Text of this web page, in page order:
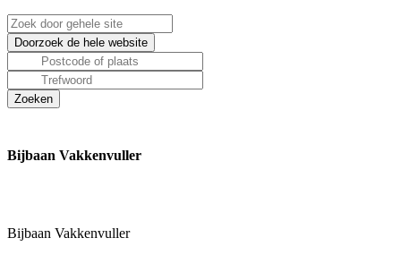
Bijbaan Vakkenvuller
Bijbaan Vakkenvuller